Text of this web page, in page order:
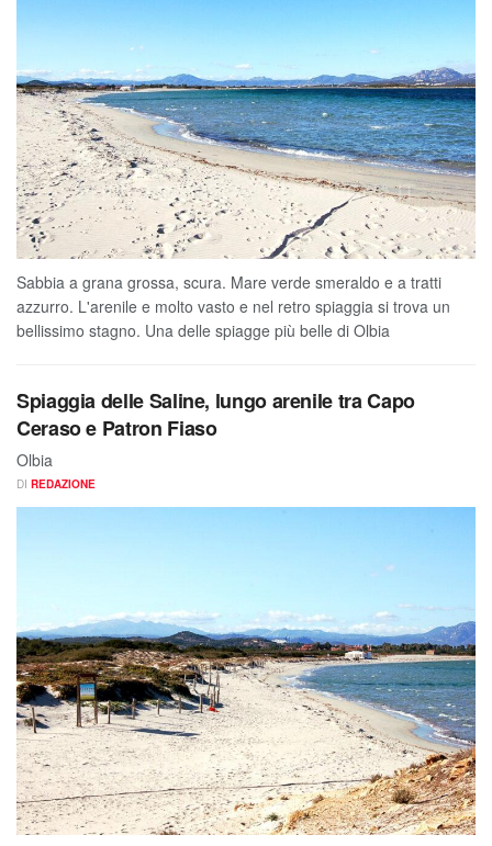
Sabbia a grana grossa, scura. Mare verde smeraldo e a tratti
azzurro. L'arenile e molto vasto e nel retro spiaggia si trova un
bellissimo stagno. Una delle spiagge più belle di Olbia
Spiaggia delle Saline, lungo arenile tra Capo
Ceraso e Patron Fiaso
Olbia
DI REDAZIONE